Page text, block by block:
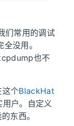
们常用的调试
没用。
也不
这个BlackHat
户。自定义
东西。